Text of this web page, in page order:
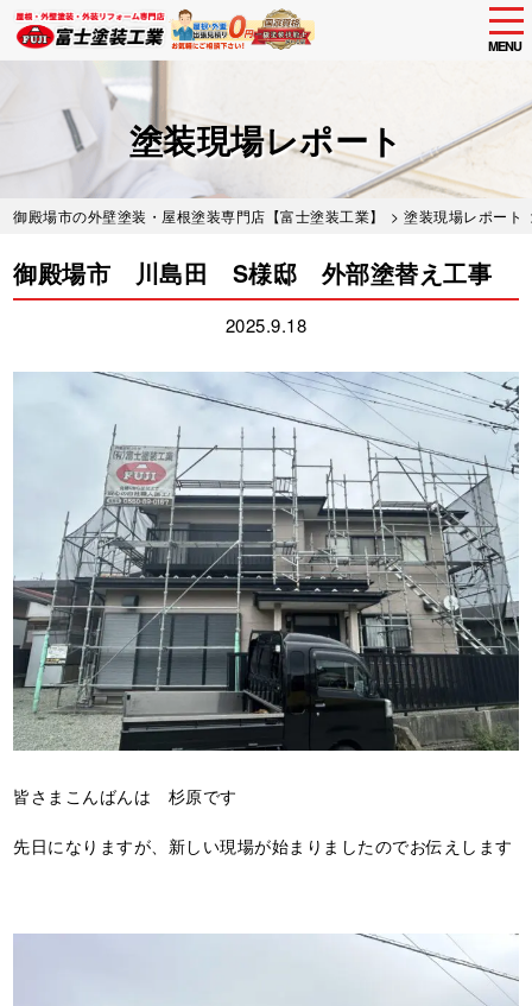
MENU
塗装現場レポート
御殿場市の外壁塗装・屋根塗装専門店【富士塗装工業】 >塗装現場レポート
御殿場市 川島田 S様邸 外部塗替え工事
2025.9.18
皆さまこんばんは 杉原です
先日になりますが、新しい現場が始まりましたのでお伝えします